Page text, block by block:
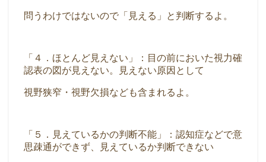
問うわけではないので「見える」と判断するよ。
「４．ほとんど見えない」：目の前においた視力確
認表の図が見えない。見えない原因として
視野狭窄・視野欠損なども含まれるよ。
「５．見えているかの判断不能」：認知症などで意
思疎通ができず、見えているか判断できない